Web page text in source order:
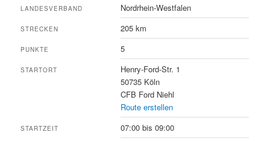
LANDESVERBAND Nordrhein-Westfalen
STRECKEN 205 km
PUNKTE 5
STARTORT
Henry-Ford-Str. 1
50735 Köln
CFB Ford Niehl
Route erstellen
STARTZEIT 07:00 bis 09:00